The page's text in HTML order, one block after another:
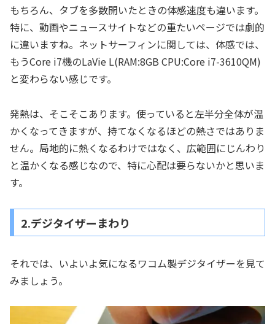
もちろん、タブを多数開いたときの体感速度も違います。
特に、動画やニュースサイトなどの重たいページでは劇的
に違いますね。ネットサーフィンに関しては、体感では、
もうCore i7機のLaVie L(RAM:8GB CPU:Core i7-3610QM)
と変わらない感じです。
発熱は、そこそこあります。使っていると左半分全体が温
かくなってきますが、持てなくなるほどの熱さではありま
せん。局地的に熱くなるわけではなく、広範囲にじんわり
と温かくなる感じなので、特に心配は要らないかと思いま
す。
2.デジタイザーまわり
それでは、いよいよ気になるワコム製デジタイザーを見て
みましょう。